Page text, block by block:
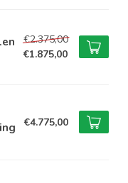
€2.375,00
€1.875,00
€4.775,00